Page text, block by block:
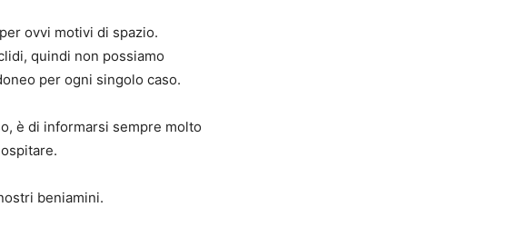
ovvi motivi di spazio.
quindi non possiamo
per ogni singolo caso.
è di informarsi sempre molto
beniamini.